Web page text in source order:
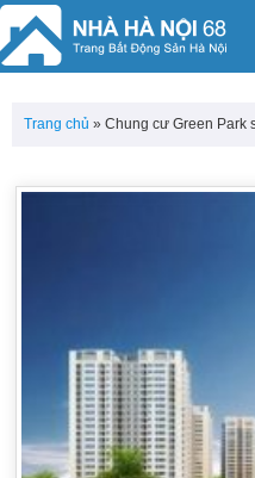
Trang chủ » Chung cư Green Park